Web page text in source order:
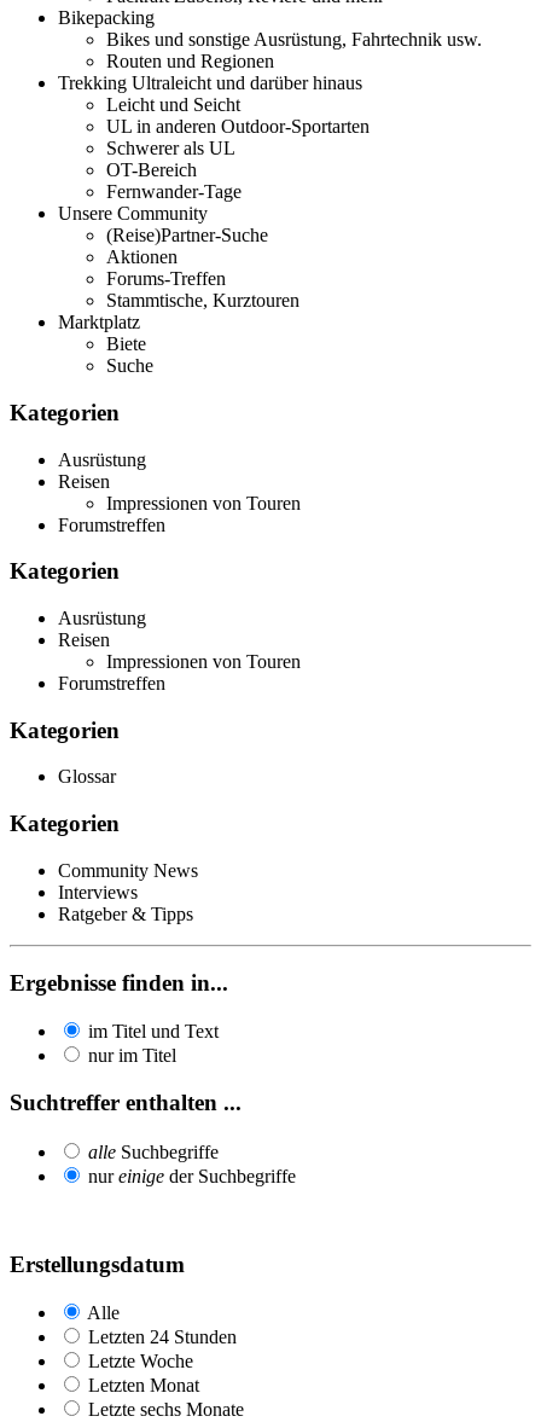
Bikepacking
Bikes und sonstige Ausrüstung, Fahrtechnik usw.
Routen und Regionen
Trekking Ultraleicht und darüber hinaus
Leicht und Seicht
UL in anderen Outdoor-Sportarten
Schwerer als UL
OT-Bereich
Fernwander-Tage
Unsere Community
(Reise)Partner-Suche
Aktionen
Forums-Treffen
Stammtische, Kurztouren
Marktplatz
Biete
Suche
Kategorien
Ausrüstung
Reisen
Impressionen von Touren
Forumstreffen
Kategorien
Ausrüstung
Reisen
Impressionen von Touren
Forumstreffen
Kategorien
Glossar
Kategorien
Community News
Interviews
Ratgeber & Tipps
Ergebnisse finden in...
im Titel und Text
nur im Titel
Suchtreffer enthalten ...
alle Suchbegriffe
nureinige der Suchbegriffe
Erstellungsdatum
Alle
Letzten 24 Stunden
Letzte Woche
Letzten Monat
Letzte sechs Monate